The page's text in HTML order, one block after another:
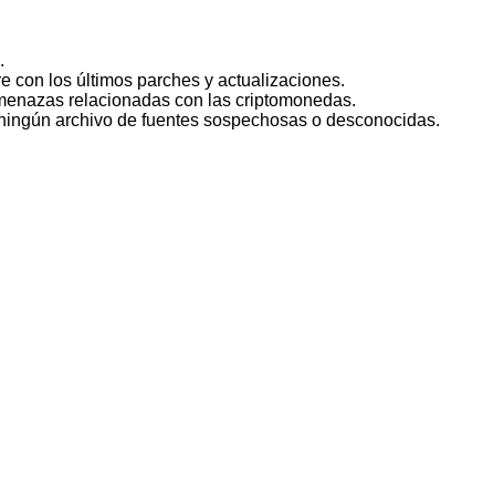
con los últimos parches y actualizaciones.
relacionadas con las criptomonedas.
archivo de fuentes sospechosas o desconocidas.